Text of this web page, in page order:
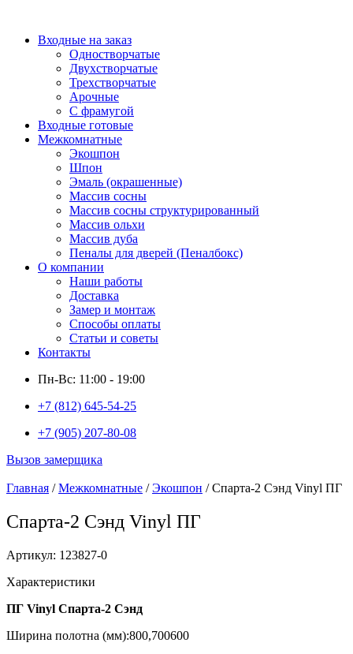
содержимому
Входные на заказ
Одностворчатые
Двухстворчатые
Трехстворчатые
Арочные
С фрамугой
Входные готовые
Межкомнатные
Экошпон
Шпон
Эмаль (окрашенные)
Массив сосны
Массив сосны структурированный
Массив ольхи
Массив дуба
Пеналы для дверей (Пеналбокс)
О компании
Наши работы
Доставка
Замер и монтаж
Способы оплаты
Статьи и советы
Контакты
Пн-Вс: 11:00 - 19:00
+7 (812) 645-54-25
+7 (905) 207-80-08
Вызов замерщика
Главная /Межкомнатные /Экошпон / Спарта-2 Сэнд Vinyl ПГ
Спарта-2 Сэнд Vinyl ПГ
Артикул: 123827-0
Характеристики
ПГ Vinyl Спарта-2 Сэнд
Ширина полотна (мм):800,700600